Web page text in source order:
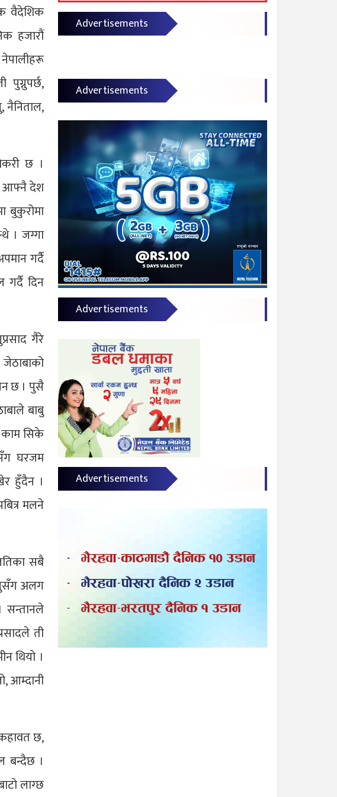
वैदेशिक
हजारौं
नैनिताल,
छ ।
आफ्नै देश
बुकुरोमा
। जग्गा
गर्दै
गर्दै दिन
गैरे
छ । पुसै
बाबु
काम सिके
घरजम
हुँदैन ।
मलने
सबै
अलग
सन्तानले
ती
थियो ।
आम्दानी
छ,
बन्दैछ ।
लाग्छ
Advertisements
Advertisements
Advertisements
Advertisements